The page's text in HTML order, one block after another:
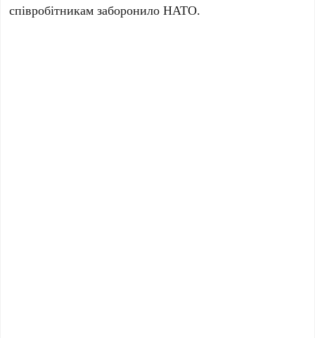
співробітникам заборонило НАТО.